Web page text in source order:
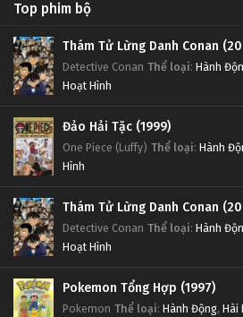
Top phim bộ
Thám Tử Lừng Danh Conan
Detective Conan Thể loại: Hành
Hoạt Hình
Đảo Hải Tặc (1999)
One Piece (Luffy) Thể loại: Hành
Hình
Thám Tử Lừng Danh Conan
Detective Conan Thể loại: Hành
Hoạt Hình
Pokemon Tổng Hợp (1997)
Pokemon Thể loại: Hành Động, Hài